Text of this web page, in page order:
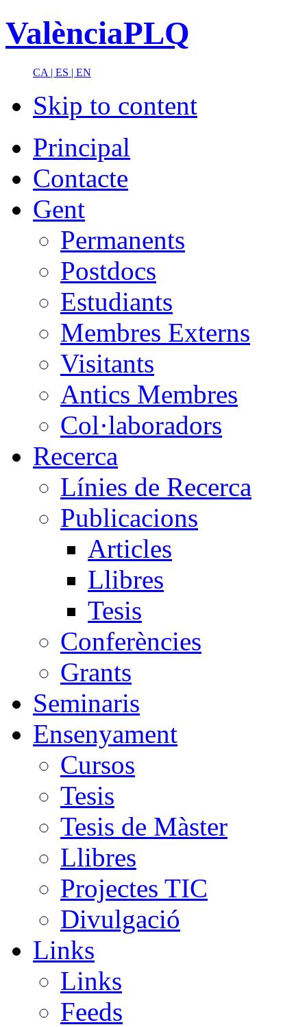
ValènciaPLQ
CA | ES | EN
Skip to content
Principal
Contacte
Gent
Permanents
Postdocs
Estudiants
Membres Externs
Visitants
Antics Membres
Col·laboradors
Recerca
Línies de Recerca
Publicacions
Articles
Llibres
Tesis
Conferències
Grants
Seminaris
Ensenyament
Cursos
Tesis
Tesis de Màster
Llibres
Projectes TIC
Divulgació
Links
Links
Feeds